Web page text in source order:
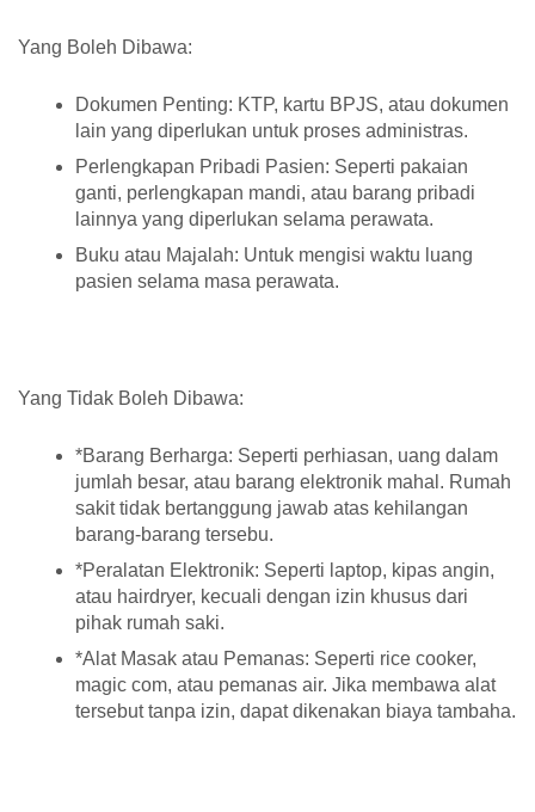
Yang Boleh Dibawa:
Dokumen Penting: KTP, kartu BPJS, atau dokumen
lain yang diperlukan untuk proses administras.
Perlengkapan Pribadi Pasien: Seperti pakaian
ganti, perlengkapan mandi, atau barang pribadi
lainnya yang diperlukan selama perawata.
Buku atau Majalah: Untuk mengisi waktu luang
pasien selama masa perawata.
Yang Tidak Boleh Dibawa:
*Barang Berharga: Seperti perhiasan, uang dalam
jumlah besar, atau barang elektronik mahal. Rumah
sakit tidak bertanggung jawab atas kehilangan
barang-barang tersebu.
*Peralatan Elektronik: Seperti laptop, kipas angin,
atau hairdryer, kecuali dengan izin khusus dari
pihak rumah saki.
*Alat Masak atau Pemanas: Seperti rice cooker,
magic com, atau pemanas air. Jika membawa alat
tersebut tanpa izin, dapat dikenakan biaya tambaha.